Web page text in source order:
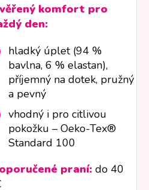
komfort pro
den:
hladký úplet (94 %
bavlna, 6 % elastan),
příjemný na dotek, pružný
a pevný
vhodný i pro citlivou
pokožku – Oeko-Tex®
Standard 100
praní: do 40